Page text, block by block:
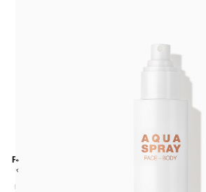
Fillerina Sun Beauty Face-Body Aqua Spray
комфорта кожи во время и после пребывания на